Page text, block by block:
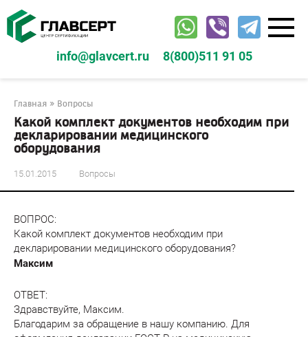
Перейти
контенту
info@glavcert.ru 8(800)511 91 05
Главная » Вопросы
Какой комплект документов необходим при
декларировании медицинского
оборудования
15.01.2015 Вопросы
ВОПРОС:
Какой комплект документов необходим при
декларировании медицинского оборудования?
Максим
ОТВЕТ:
Здравствуйте, Максим.
Благодарим за обращение в нашу компанию. Для